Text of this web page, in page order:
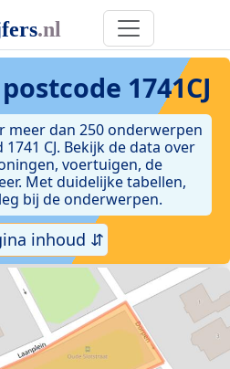
1741CJ
meer dan 250 onderwerpen
CJ. Bekijk de data over
voertuigen, de
Met duidelijke tabellen,
bij de onderwerpen.
inhoud ⇵